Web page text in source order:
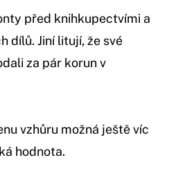
před knihkupectvími a
dílů. Jiní litují, že své
za pár korun v
vzhůru možná ještě víc
hodnota.